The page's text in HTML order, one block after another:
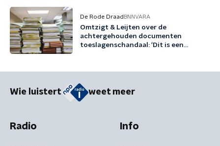
De Rode Draad BNNVARA
Omtzigt & Leijten over de
achtergehouden documenten
toeslagenschandaal: 'Dit is een
Wie luistert weet meer
Radio Info